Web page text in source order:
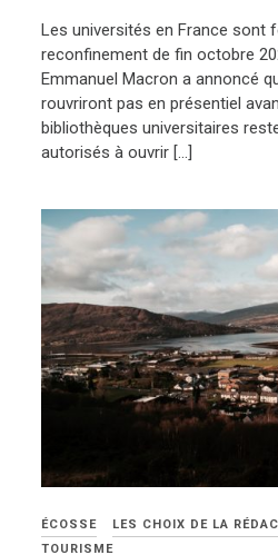
Les universités en France sont
reconfinement de fin octobre
Emmanuel Macron a annoncé
rouvriront pas en présentiel
bibliothèques universitaires
autorisés à ouvrir […]
ÉCOSSE LES CHOIX DE LA
TOURISME